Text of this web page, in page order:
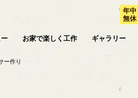
年中
無休
お家で楽しく工作 ギャラリー
ー作り